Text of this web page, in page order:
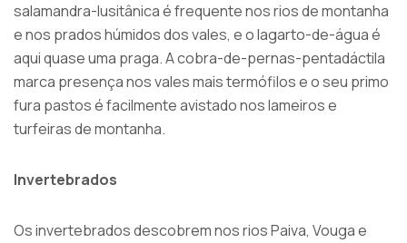
salamandra-lusitânica é frequente nos rios de montanha
e nos prados húmidos dos vales, e o lagarto-de-água é
aqui quase uma praga. A cobra-de-pernas-pentadáctila
marca presença nos vales mais termófilos e o seu primo
fura pastos é facilmente avistado nos lameiros e
turfeiras de montanha.
Invertebrados
Os invertebrados descobrem nos rios Paiva, Vouga e